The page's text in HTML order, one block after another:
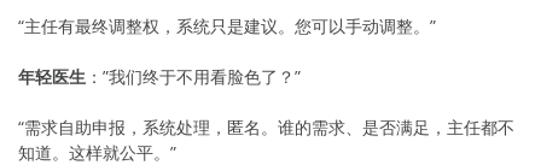
“主任有最终调整权，系统只是建议。您可以手动调整。”
年轻医生 ：”我们终于不用看脸色了？”
“需求自助申报，系统处理，匿名。谁的需求、是否满足，主任都不
知道。这样就公平。”